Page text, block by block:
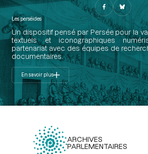
Les perséides
Un dispositif pensé par Persée pour la
textuels et iconographiques
partenariat avec des équipes de
documentaires.
En savoir plus
ARCHIVES
PARLEMENTAIRES